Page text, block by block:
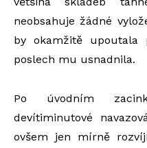
neobsahuje žádné
by okamžitě upoutala
poslech mu usnadnila.
Po úvodním
devítiminutové
ovšem jen mírně